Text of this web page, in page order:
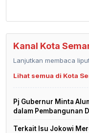
Kanal Kota
Lanjutkan membaca
Lihat semua di Kota
Pj Gubernur Minta
dalam Pembangunan
Terkait Isu Jokowi